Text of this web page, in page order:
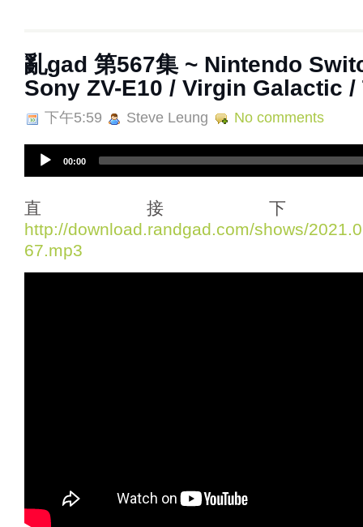
亂‌‌‌gad‌‌‌ ‌‌‌‌‌第‌‌‌567集 ~ Nintendo
Sony ZV-E10 / Virgin Galactic /
下午5:59 Steve Leung No comments
i
o
P
l
00:00
直接
http://download.randgad.com/shows/
67.mp3